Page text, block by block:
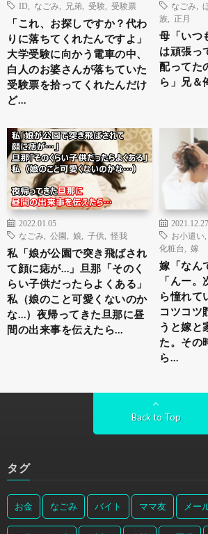
ID
なごみ 兄弟 受験 受験票
「これ、お探しですか？代わ
りに落ちてくれたんですよ」
大学受験に向かう電車の中、
白人のお婆さんが落ちていた
受験票を拾ってくれたんだけ
ど…
なごみ
族
正月
母「いつ
は頑張っ
配ってた
ら」兄＆
2022.01.05
なごみ
公園 娘 子供 怪我
私「娘が公園で突き飛ばされ
て顔に痣が…」旦那「そのく
らい子供だったらよくある」
私（娘のこと可愛くないのか
な…）夜帰ってきた旦那に昼
間の出来事を伝えたら…
2021.12.27
お小遣い
化粧台
嫁
嫁「なん
「んー
ら憧れて
コツコツ
うと嫁と
た。その
ら…
Back to Top
タグ
お金 なごみ バイト ママ友 メー